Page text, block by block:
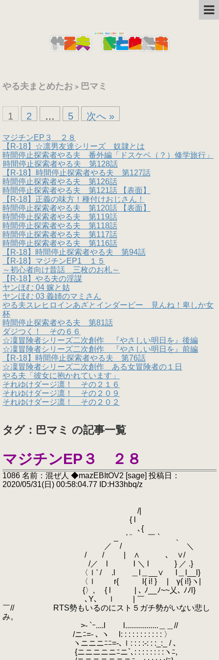
やる夫まとめたお > 巴マミ
1 2 … 5 次へ »
マジチンEP３ ２８
【R-18】☆凛男友達シリーズ 奴隷とは
時間停止探索者やる夫 番外編「ドスケベ（？）修学旅行」
時間停止探索者やる夫 第128話
【R-18】 時間停止探索者やる夫 第127話
時間停止探索者やる夫 第126話
時間停止探索者やる夫 第121話 【表面】
【R-18】正義の味方！種付けおじさん！
時間停止探索者やる夫 第120話 【表面】
時間停止探索者やる夫 第119話
時間停止探索者やる夫 第118話
時間停止探索者やる夫 第117話
時間停止探索者やる夫 第116話
【R-18】時間停止探索者やる夫 第94話
【R-18】マジチンEP1 １５
～初心者向け昔話 三枚のお札～
【R-18】やる夫の淫謀
ヤンほむ 04 嫁と姑
ヤンほむ 03 義姉のマミさん
やる夫スレヒロインあざとインダービー 見んね！卑しか女
杯
時間停止探索者やる夫 第81話
ダジつく！ その６６
☆凜冒険者シリーズ二次創作 『やさしい明日を』後編
☆凜冒険者シリーズ二次創作 『やさしい明日を』前編
【R-18】時間停止探索者やる夫 第76話
☆凜冒険者シリーズ二次創作 ある女冒険者の１日
やる夫「彼女に抱かれています」
それゆけダージ凛！ その２１６
それゆけダージ凛！ その２０９
それゆけダージ凛！ その２０２
タグ：巴マミ の記事一覧
マジチンEP３ ２８
1086 名前：混ぜ人 ◆mazEBItOV2 [sage] 投稿日：
2020/05/31(日) 00:58:04.77 ID:H33hbq/z
/|
{ l
､{
_ ' ¨ ￣ ` 、
／ / ＼
/ / | ∧ ､ ∨/
/／ l l ＼ l } ／ .}
〈ｌ' / .l ＿l＿__∨ l＿l__l}
〈ｌ r{ l{ i! } | γ{ i!}ヽ|
{〉, { l | ､ ﾉ__ﾉ~~乂､ ﾉﾉl}
､Y､ ｌ | ￣
￣// RTS勢もいるのにスト５ガチ勢がいない悲し
み。
>- `ｰ....l l.................＿＿//
/ニﾆ=- ､ ヽ l: : : : : : : : : : : 〉
ヽニニニﾆﾆ=-､ｌ: : : :-: : :_:_ / ､
{ニニニニニﾆニ`､: : : : : : : :ヽﾆ,